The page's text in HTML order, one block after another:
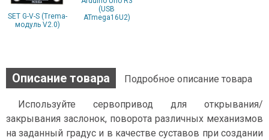
SET G-V-S (Trema-
модуль V2.0)
(USB
ATmega16U2)
Описание товара Подробное описание товара
Используйте сервопривод для открывания/
закрывания заслонок, поворота различных механизмов
на заданный градус и в качестве суставов при создании